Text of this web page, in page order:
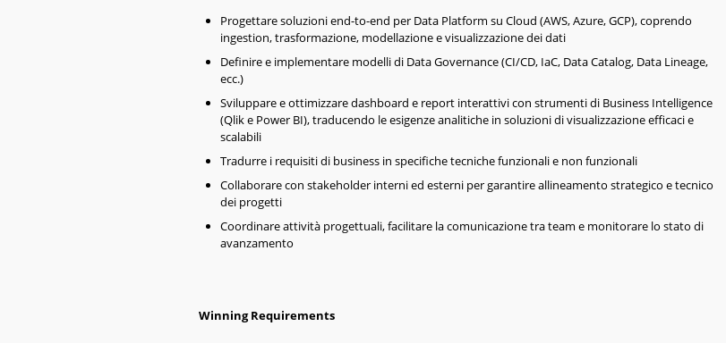
Progettare soluzioni end-to-end per Data Platform su Cloud (AWS, Azure, GCP), coprendo
ingestion, trasformazione, modellazione e visualizzazione dei dati
Definire e implementare modelli di Data Governance (CI/CD, IaC, Data Catalog, Data Lineage,
ecc.)
Sviluppare e ottimizzare dashboard e report interattivi con strumenti di Business Intelligence
(Qlik e Power BI), traducendo le esigenze analitiche in soluzioni di visualizzazione efficaci e
scalabili
Tradurre i requisiti di business in specifiche tecniche funzionali e non funzionali
Collaborare con stakeholder interni ed esterni per garantire allineamento strategico e tecnico
dei progetti
Coordinare attività progettuali, facilitare la comunicazione tra team e monitorare lo stato di
avanzamento
Winning Requirements